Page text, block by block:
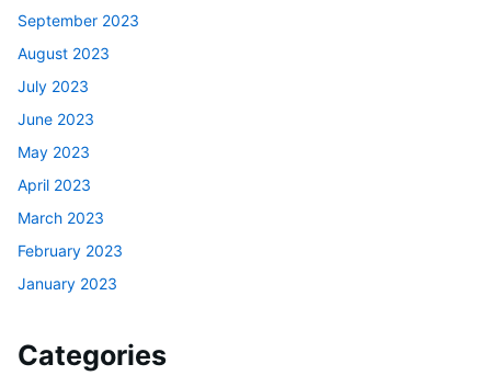
September 2023
August 2023
July 2023
June 2023
May 2023
April 2023
March 2023
February 2023
January 2023
Categories